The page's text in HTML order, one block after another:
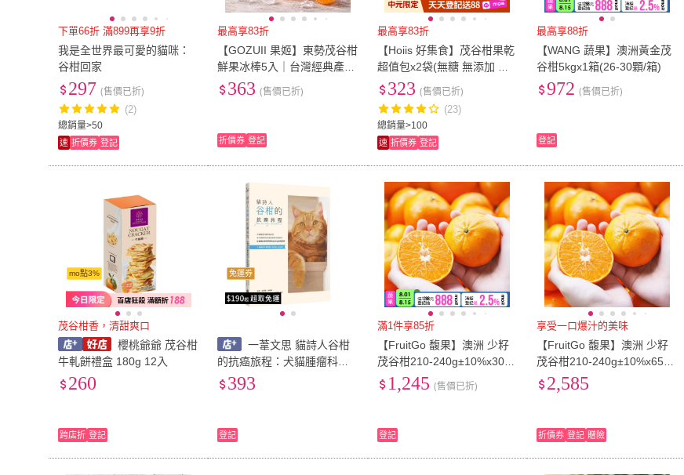
下單66折 滿899再享9折
我是全世界最可愛的貓咪：
谷柑回家
總銷量>50
297 (售價已折)
(2)
速 折價券 登記
最高享83折
【GOZUII 果姬】東勢茂谷柑
鮮果冰棒5入｜台灣經典產地
水果製成・成分單純
363 (售價已折)
折價券 登記
最高享83折
【Hoiis 好集食】茂谷柑果乾
超值包x2袋(無糖 無添加 可
沖泡果乾水)
總銷量>100
323 (售價已折)
(23)
速 折價券 登記
最高享88折
【WANG 蔬果】澳洲黃金茂
谷柑5kgx1箱(26-30顆/箱)
972 (售價已折)
登記
mo點3%
茂谷柑香，清甜爽口
櫻桃爺爺 茂谷柑
牛軋餅禮盒 180g 12入
260
跨店折 登記
免運券
一葦文思 貓詩人谷柑
的抗癌旅程：犬貓腫瘤科醫
師吳鈞鴻、春花媽攜手協助
393
登記
滿1件享85折
【FruitGo 馥果】澳洲 少籽
茂谷柑210-240g±10%x30-3
5顆/箱(#42原裝箱9kg±10%_
橘子)
1,245 (售價已折)
登記
享受一口爆汁的美味
【FruitGo 馥果】澳洲 少籽
茂谷柑210-240g±10%x65-7
0顆/箱(#42原裝箱15kg±10%
_橘子_中元普渡_水果禮盒)
2,585
折價券 登記 贈險